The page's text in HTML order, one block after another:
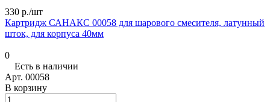
330 р./шт
Картридж САНАКС 00058 для шарового смесителя, латунный
шток, для корпуса 40мм
0
Есть в наличии
Арт. 00058
В корзину